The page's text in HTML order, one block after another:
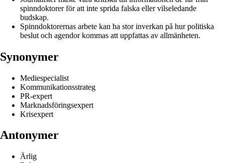
spinndoktorer för att inte sprida falska eller vilseledande
budskap.
Spinndoktorernas arbete kan ha stor inverkan på hur politiska
beslut och agendor kommas att uppfattas av allmänheten.
Synonymer
Mediespecialist
Kommunikationsstrateg
PR-expert
Marknadsföringsexpert
Krisexpert
Antonymer
Ärlig